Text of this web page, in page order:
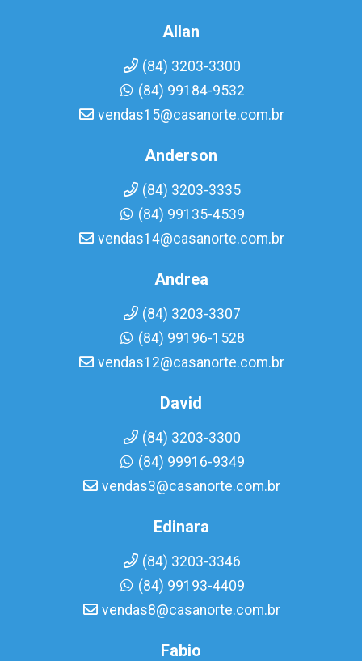
Allan
(84) 3203-3300
(84) 99184-9532
vendas15@casanorte.com.br
Anderson
(84) 3203-3335
(84) 99135-4539
vendas14@casanorte.com.br
Andrea
(84) 3203-3307
(84) 99196-1528
vendas12@casanorte.com.br
David
(84) 3203-3300
(84) 99916-9349
vendas3@casanorte.com.br
Edinara
(84) 3203-3346
(84) 99193-4409
vendas8@casanorte.com.br
Fabio